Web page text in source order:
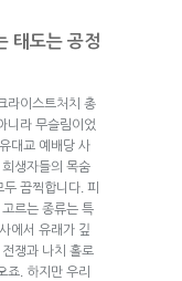
태도는 공정
라이스트처치 총
니라 무슬림이었
대교 예배당 사
생자들의 목숨
끔찍합니다. 피
르는 종류는 특
에서 유래가 깊
쟁과 나치 홀로
죠. 하지만 우리